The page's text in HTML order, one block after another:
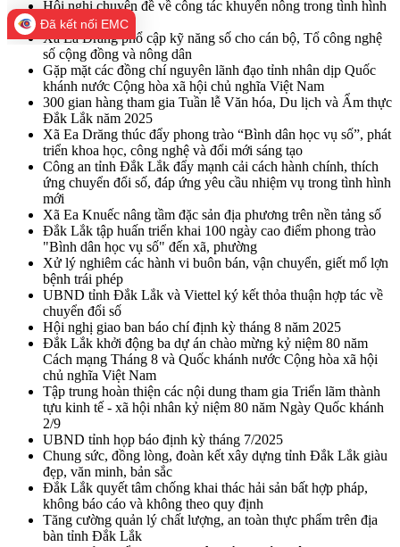
Hội nghị chuyên đề về công tác khuyến nông trong tình hình
mới
Xã Ea Drăng phổ cập kỹ năng số cho cán bộ, Tổ công nghệ
số cộng đồng và nông dân
Gặp mặt các đồng chí nguyên lãnh đạo tỉnh nhân dịp Quốc
khánh nước Cộng hòa xã hội chủ nghĩa Việt Nam
300 gian hàng tham gia Tuần lễ Văn hóa, Du lịch và Ẩm thực
Đắk Lắk năm 2025
Xã Ea Drăng thúc đẩy phong trào “Bình dân học vụ số”, phát
triển khoa học, công nghệ và đổi mới sáng tạo
Công an tỉnh Đắk Lắk đẩy mạnh cải cách hành chính, thích
ứng chuyển đổi số, đáp ứng yêu cầu nhiệm vụ trong tình hình
mới
Xã Ea Knuếc nâng tầm đặc sản địa phương trên nền tảng số
Đắk Lắk tập huấn triển khai 100 ngày cao điểm phong trào
"Bình dân học vụ số" đến xã, phường
Xử lý nghiêm các hành vi buôn bán, vận chuyển, giết mổ lợn
bệnh trái phép
UBND tỉnh Đắk Lắk và Viettel ký kết thỏa thuận hợp tác về
chuyển đổi số
Hội nghị giao ban báo chí định kỳ tháng 8 năm 2025
Đắk Lắk khởi động ba dự án chào mừng kỷ niệm 80 năm
Cách mạng Tháng 8 và Quốc khánh nước Cộng hòa xã hội
chủ nghĩa Việt Nam
Tập trung hoàn thiện các nội dung tham gia Triển lãm thành
tựu kinh tế - xã hội nhân kỷ niệm 80 năm Ngày Quốc khánh
2/9
UBND tỉnh họp báo định kỳ tháng 7/2025
Chung sức, đồng lòng, đoàn kết xây dựng tỉnh Đắk Lắk giàu
đẹp, văn minh, bản sắc
Đắk Lắk quyết tâm chống khai thác hải sản bất hợp pháp,
không báo cáo và không theo quy định
Tăng cường quản lý chất lượng, an toàn thực phẩm trên địa
bàn tỉnh Đắk Lắk
Đã kết nối EMC